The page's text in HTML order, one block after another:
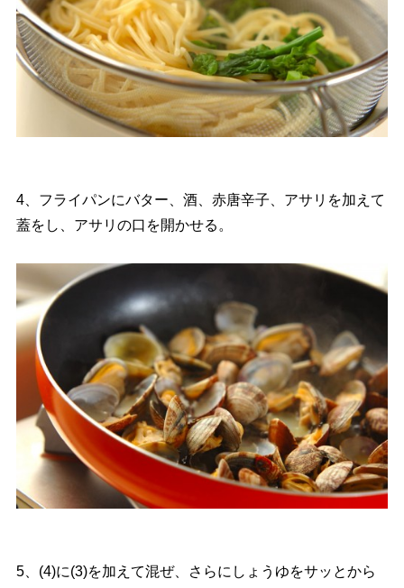
4、フライパンにバター、酒、赤唐辛子、アサリを加えて
蓋をし、アサリの口を開かせる。
5、(4)に(3)を加えて混ぜ、さらにしょうゆをサッとから